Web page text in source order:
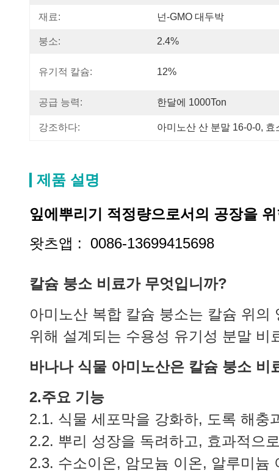
재료: 넌-GMO 대두박
붕소: 2.4%
유기적 칼슘: 12%
공급 능력: 한달에 1000Ton
강조하다: 아미노산 산 분말 16-0-0, 효
제품 설명
잎에뿌리기 적정량으로서의 공장을
왓츠앱 : 0086-13699415698
칼슘 붕소 비료가 무엇입니까?
아미노산 복합 칼슘 붕소는 칼슘 위
위해 설계되는 수용성 유기성 분말
바나나 식물 아미노산은 칼슘 붕소 비
2.주요 기능
2.1. 식물 세포막을 강화하, 도록 해충
2.2. 뿌리 성장을 독려하고, 효과적으
2.3. 수소이온, 암모늄 이온, 알루미늄